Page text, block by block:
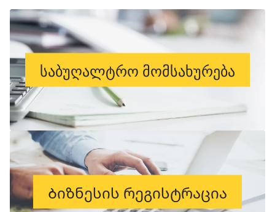
საბუღალტრო მომსახურება
Ბიზნესის რეგისტრაცია